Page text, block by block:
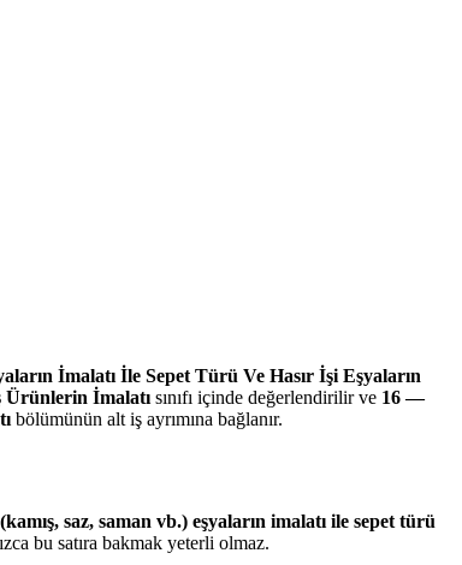
İmalatı İle Sepet Türü Ve Hasır İşi Eşyaların
Ürünlerin İmalatısınıfı içinde değerlendirilir ve 16 —
bölümünün alt iş ayrımına bağlanır.
saz, saman vb.) eşyaların imalatı ile sepet türü
bu satıra bakmak yeterli olmaz.